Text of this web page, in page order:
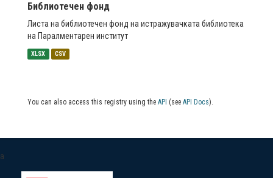
Библиотечен фонд
Листа на библиотечен фонд на истражувачката библиотека
на Паралментарен институт
XLSX CSV
You can also access this registry using the API (see API Docs).
a